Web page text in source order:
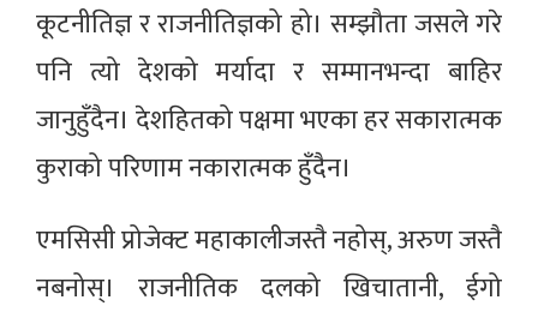
कूटनीतिज्ञ र राजनीतिज्ञको हो। सम्झौता जसले गरे
पनि त्यो देशको मर्यादा र सम्मानभन्दा बाहिर
जानुहुँदैन। देशहितको पक्षमा भएका हर सकारात्मक
कुराको परिणाम नकारात्मक हुँदैन।
एमसिसी प्रोजेक्ट महाकालीजस्तै नहोस्, अरुण जस्तै
नबनोस्। राजनीतिक दलको खिचातानी, ईगो